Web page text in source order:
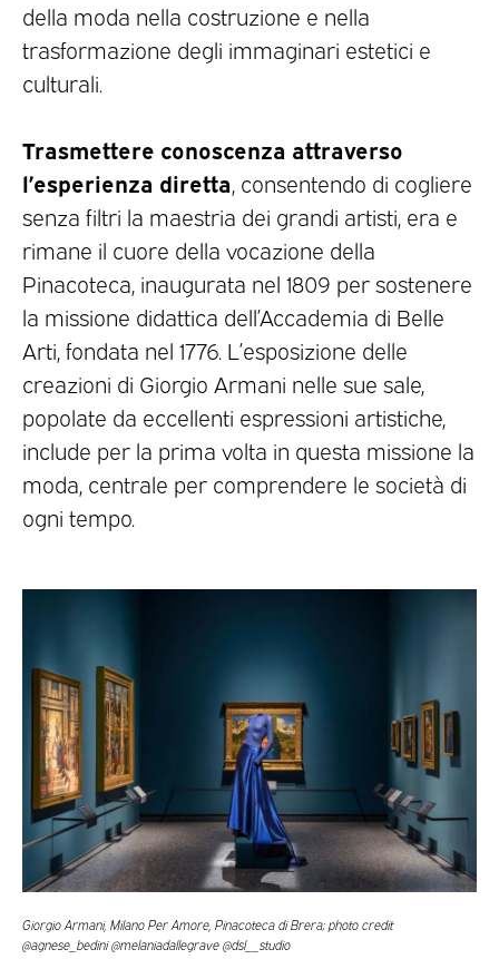
della moda nella costruzione e nella
trasformazione degli immaginari estetici e
culturali.
Trasmettere conoscenza attraverso
l’esperienza diretta, consentendo di cogliere
senza filtri la maestria dei grandi artisti, era e
rimane il cuore della vocazione della
Pinacoteca, inaugurata nel 1809 per sostenere
la missione didattica dell’Accademia di Belle
Arti, fondata nel 1776. L’esposizione delle
creazioni di Giorgio Armani nelle sue sale,
popolate da eccellenti espressioni artistiche,
include per la prima volta in questa missione la
moda, centrale per comprendere le società di
ogni tempo.
Giorgio Armani, Milano Per Amore, Pinacoteca di Brera; photo credit
@agnese_bedini @melaniadallegrave @dsl__studio